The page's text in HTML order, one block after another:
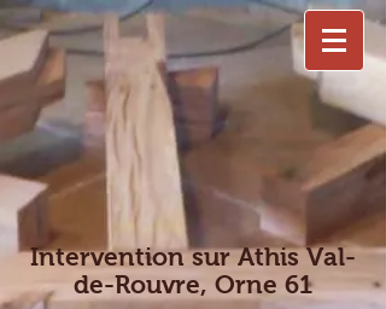
Intervention sur Athis Val-
de-Rouvre, Orne 61